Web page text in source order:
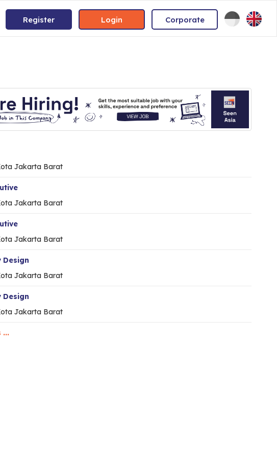
Register Login Corporate
Jakarta Barat
Jakarta Barat
Jakarta Barat
Design
Jakarta Barat
Design
Jakarta Barat
...